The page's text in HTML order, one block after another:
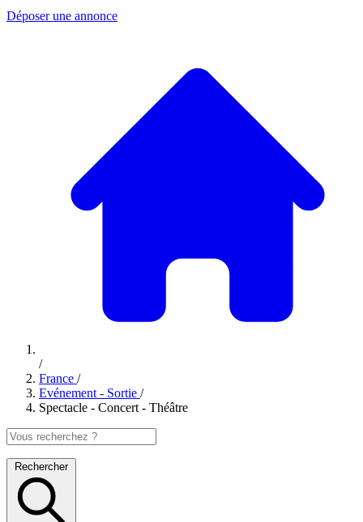
Déposer une annonce
/
France /
Evénement - Sortie /
Spectacle - Concert - Théâtre
Rechercher